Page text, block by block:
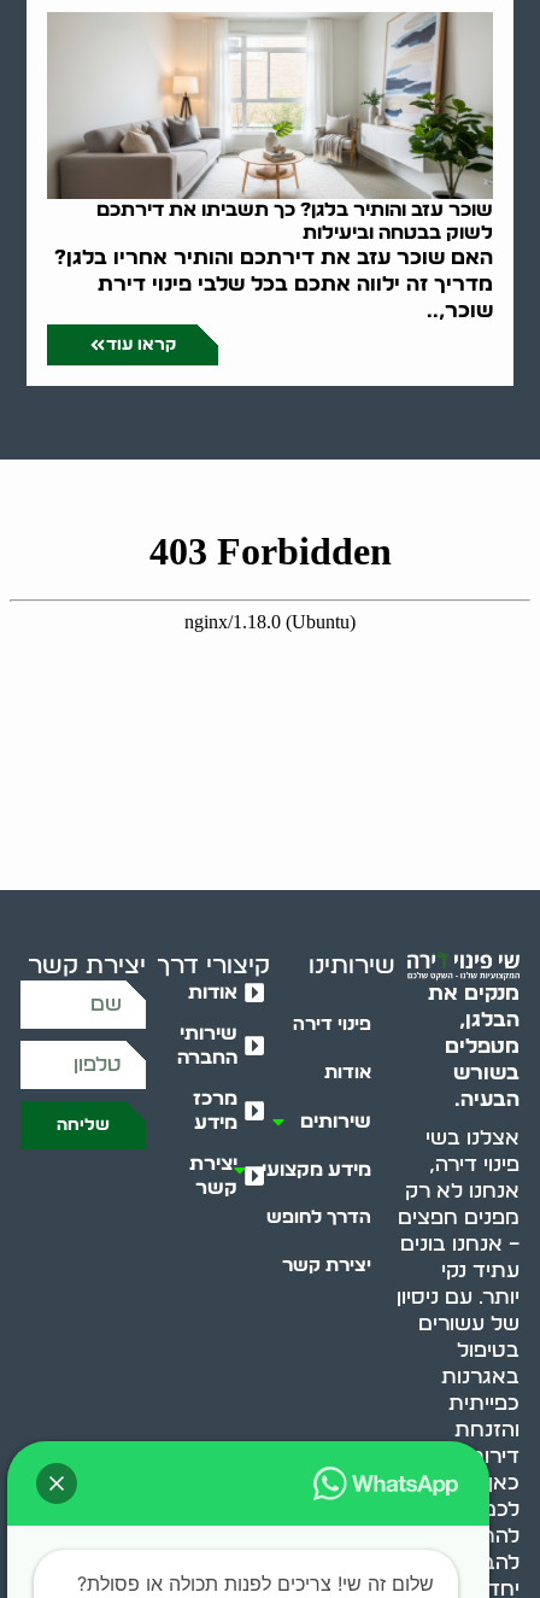
שוכר עזב והותיר בלגן? כך תשביתו את דירתכם
לשוק בבטחה וביעילות
האם שוכר עזב את דירתכם והותיר אחריו בלגן?
מדריך זה ילווה אתכם בכל שלבי פינוי דירת
שוכר,..
קראו עוד
מנקים את
הבלגן,
מטפלים
בשורש
הבעיה.
אצלנו בשי
פינוי דירה,
אנחנו לא רק
מפנים חפצים
– אנחנו בונים
עתיד נקי
יותר. עם ניסיון
של עשורים
בטיפול
באגרנות
כפייתית
והזנחת
דירות, אנחנו
כאן כדי לעזור
לכם
להתמודד,
להבין ולשנות.
יחד, ניצור
שירותינו
פינוי דירה
אודות
שירותים
מידע מקצועי
הדרך לחופש
יצירת קשר
קיצורי דרך
אודות
שירותי
החברה
מרכז
מידע
יצירת
קשר
יצירת קשר
שליחה
שלום זה שי! צריכים לפנות תכולה או פסולת?